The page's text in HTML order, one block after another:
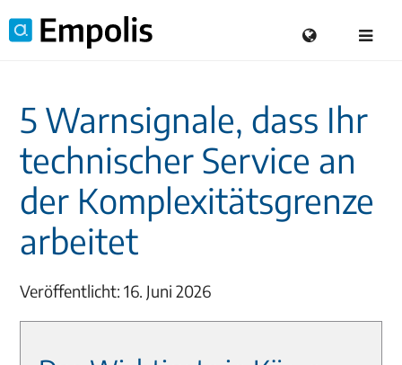
5 Warnsignale, dass Ihr
technischer Service an
der Komplexitätsgrenze
arbeitet
Veröffentlicht: 16. Juni 2026